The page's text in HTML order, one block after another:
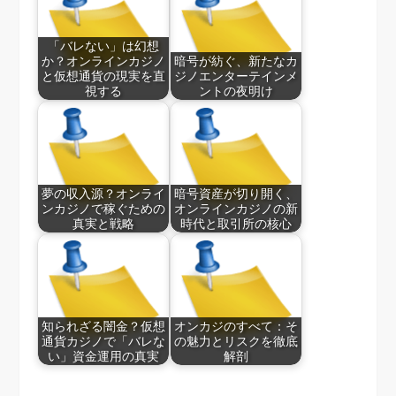
「バレない」は幻想
か？オンラインカジノ
と仮想通貨の現実を直
視する
暗号が紡ぐ、新たなカ
ジノエンターテインメ
ントの夜明け
夢の収入源？オンライ
ンカジノで稼ぐための
真実と戦略
暗号資産が切り開く、
オンラインカジノの新
時代と取引所の核心
知られざる闇金？仮想
通貨カジノで「バレな
い」資金運用の真実
オンカジのすべて：そ
の魅力とリスクを徹底
解剖